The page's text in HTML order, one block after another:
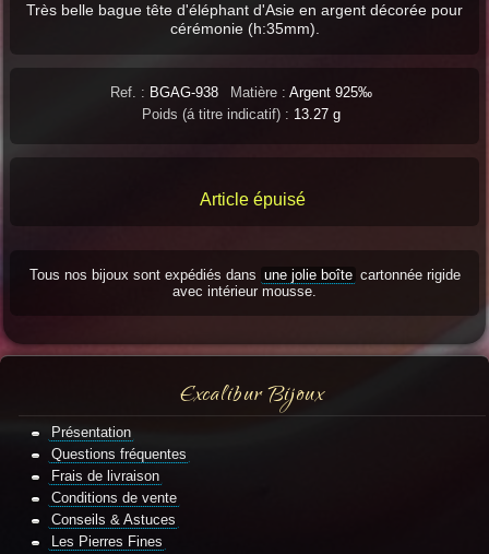
Très belle bague tête d'éléphant d'Asie en argent décorée pour
cérémonie (h:35mm).
Ref. : BGAG-938 Matière : Argent 925‰
Poids (á titre indicatif) : 13.27 g
Article épuisé
Tous nos bijoux sont expédiés dans une jolie boîte cartonnée rigide
avec intérieur mousse.
Excalibur Bijoux
Présentation
Questions fréquentes
Frais de livraison
Conditions de vente
Conseils & Astuces
Les Pierres Fines